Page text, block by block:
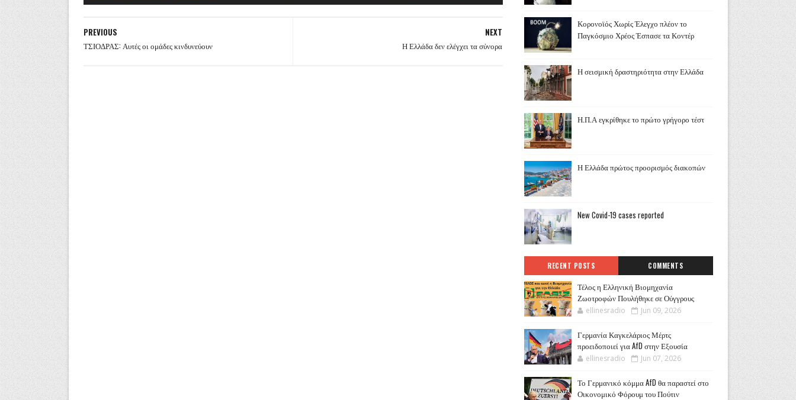
NEXT
Η Ελλάδα δεν ελέγχει τα σύνορα
PREVIOUS
ΤΣΙΟΔΡΑΣ: Αυτές οι ομάδες κινδυνεύουν
Κορονοϊός Χωρίς Έλεγχο πλέον το
Παγκόσμιο Χρέος Έσπασε τα Κοντέρ
Η σεισμική δραστηριότητα στην Ελλάδα
Η.Π.Α εγκρίθηκε το πρώτο γρήγορο τέστ
Η Ελλάδα πρώτος προορισμός διακοπών
New Covid-19 cases reported
RECENT POSTS COMMENTS
Τέλος η Ελληνική Βιομηχανία
Ζωοτροφών Πουλήθηκε σε Ούγγρους
ellinesradio Jun 09, 2026
Γερμανία Καγκελάριος Μέρτς
προειδοποιεί για AfD στην Εξουσία
ellinesradio Jun 07, 2026
Το Γερμανικό κόμμα AfD θα παραστεί στο
Οικονομικό Φόρουμ του Πούτιν